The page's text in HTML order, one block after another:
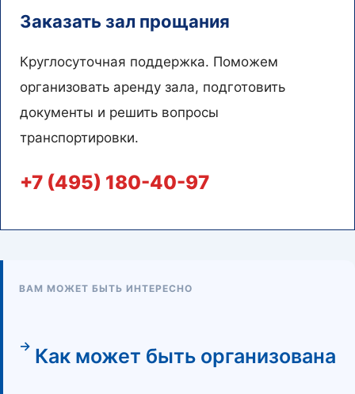
Заказать зал прощания
Круглосуточная поддержка. Поможем
организовать аренду зала, подготовить
документы и решить вопросы
транспортировки.
+7 (495) 180-40-97
ВАМ МОЖЕТ БЫТЬ ИНТЕРЕСНО
Как может быть организована